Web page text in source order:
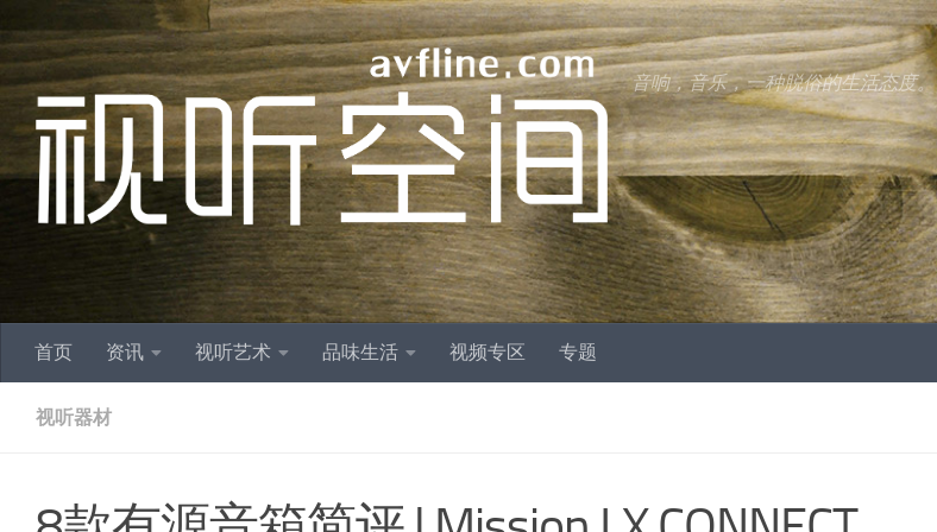
跳至内容
音响，音乐，一种脱俗的生活态度。
首页 资讯 视听艺术 品味生活 视频专区 专题
视听器材